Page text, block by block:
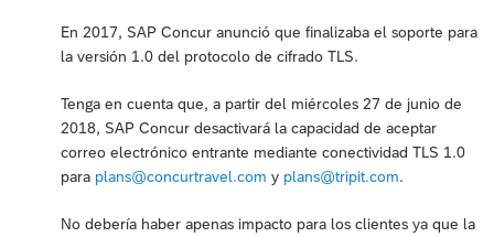
En 2017, SAP Concur anunció que finalizaba el soporte para
la versión 1.0 del protocolo de cifrado TLS.
Tenga en cuenta que, a partir del miércoles 27 de junio de
2018, SAP Concur desactivará la capacidad de aceptar
correo electrónico entrante mediante conectividad TLS 1.0
para plans@concurtravel.com y plans@tripit.com.
No debería haber apenas impacto para los clientes ya que la